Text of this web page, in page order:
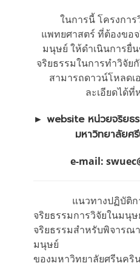
ในการนี้ โครงกา
แพทยศาสตร์ ที่ต้องขอ
มนุษย์ ให้ดำเนินการยื่
จริยธรรมในการทำวิจัย
สามารถดาวน์โหลดเ
ละเอียดได้ที่
► website หน่วยจริยธร
มหาวิทยาลัยศ
e-mail:
แนวทางปฏิบัติการ
จริยธรรมการวิจัยในมนุ
จริยธรรมสำหรับพิจารณ
มนุษย์
ของมหาวิทยาลัยศรีนคริ